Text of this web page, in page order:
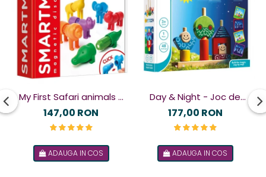
My First Safari animals -
Joc magnetic
147,00 RON
ADAUGA IN COS
Day & Night - Joc de
logică
177,00 RON
ADAUGA IN COS